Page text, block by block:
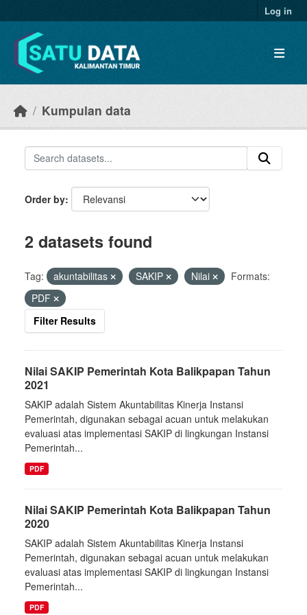
Log in
Kumpulan data
Order by
2 datasets found
Tag: akuntabilitas SAKIP Nilai
Formats:
PDF
Filter Results
Nilai SAKIP Pemerintah Kota Balikpapan Tahun
2021
SAKIP adalah Sistem Akuntabilitas Kinerja Instansi
Pemerintah, digunakan sebagai acuan untuk melakukan
evaluasi atas implementasi SAKIP di lingkungan Instansi
Pemerintah...
PDF
Nilai SAKIP Pemerintah Kota Balikpapan Tahun
2020
SAKIP adalah Sistem Akuntabilitas Kinerja Instansi
Pemerintah, digunakan sebagai acuan untuk melakukan
evaluasi atas implementasi SAKIP di lingkungan Instansi
Pemerintah...
PDF